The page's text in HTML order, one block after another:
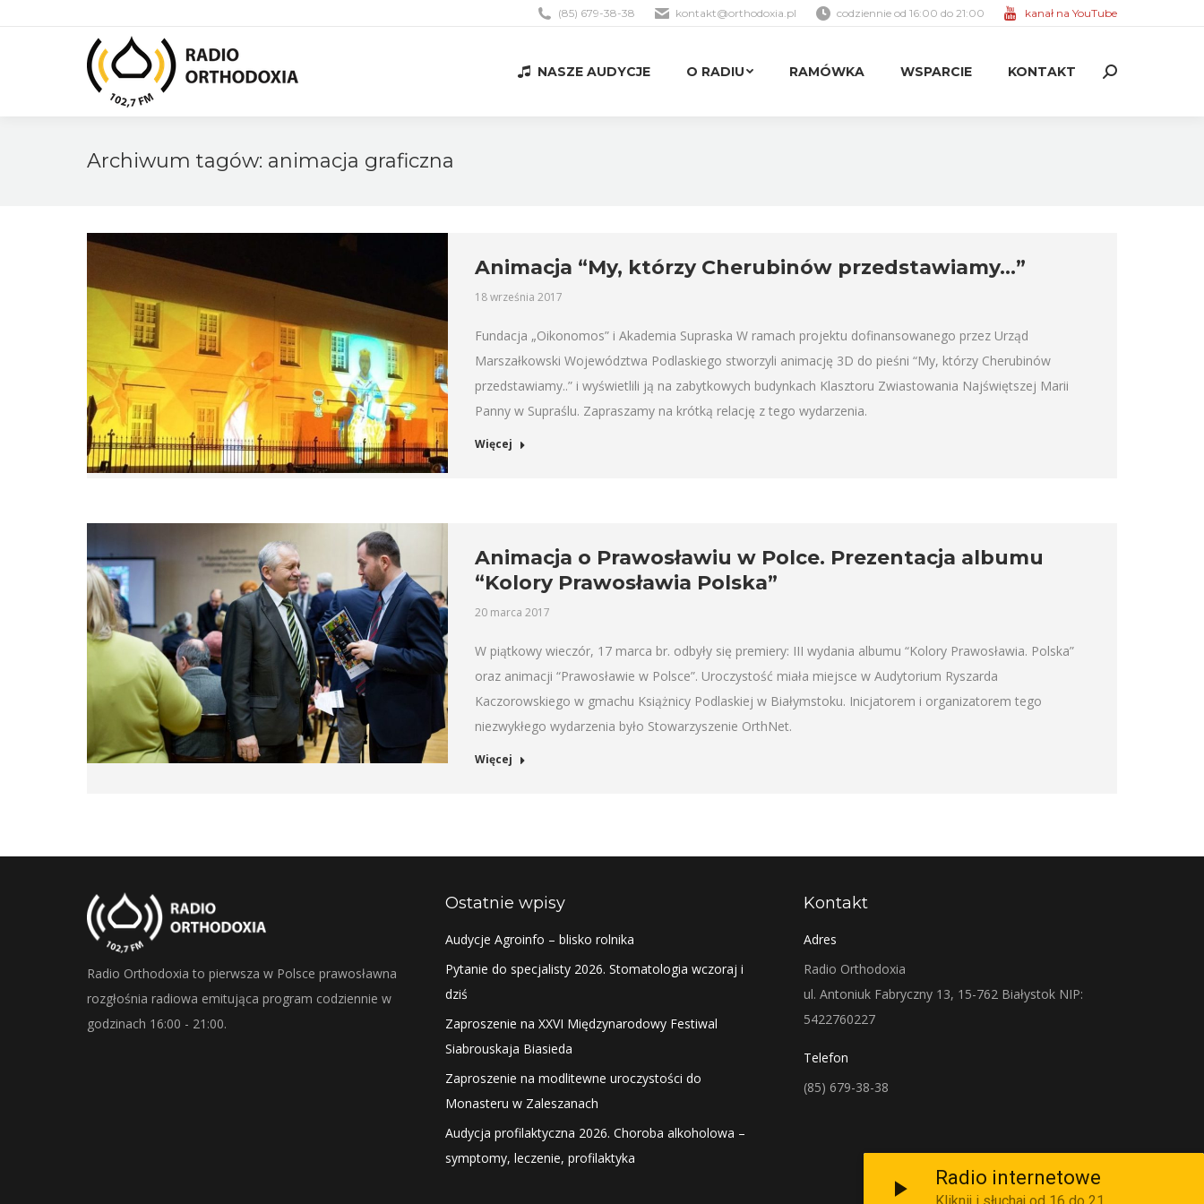
(85) 679-38-38 kontakt@orthodoxia.pl codziennie od 16:00 do 21:00 kanał na YouTube
NASZE AUDYCJE O RADIU RAMÓWKA WSPARCIE KONTAKT Search:
Archiwum tagów: animacja graficzna
Animacja “My, którzy Cherubinów przedstawiamy…”
18 września 2017
Fundacja „Oikonomos” i Akademia Supraska W ramach projektu dofinansowanego przez Urząd
Marszałkowski Województwa Podlaskiego stworzyli animację 3D do pieśni “My, którzy Cherubinów
przedstawiamy..” i wyświetlili ją na zabytkowych budynkach Klasztoru Zwiastowania Najświętszej Marii
Panny w Supraślu. Zapraszamy na krótką relację z tego wydarzenia.
Więcej
Animacja o Prawosławiu w Polce. Prezentacja albumu
“Kolory Prawosławia Polska”
20 marca 2017
W piątkowy wieczór, 17 marca br. odbyły się premiery: III wydania albumu “Kolory Prawosławia. Polska”
oraz animacji “Prawosławie w Polsce”. Uroczystość miała miejsce w Audytorium Ryszarda
Kaczorowskiego w gmachu Książnicy Podlaskiej w Białymstoku. Inicjatorem i organizatorem tego
niezwykłego wydarzenia było Stowarzyszenie OrthNet.
Więcej
Radio Orthodoxia to pierwsza w Polsce prawosławna
rozgłośnia radiowa emitująca program codziennie w
godzinach 16:00 - 21:00.
Ostatnie wpisy
Audycje Agroinfo – blisko rolnika
Pytanie do specjalisty 2026. Stomatologia wczoraj i
dziś
Zaproszenie na XXVI Międzynarodowy Festiwal
Siabrouskaja Biasieda
Zaproszenie na modlitewne uroczystości do
Monasteru w Zaleszanach
Audycja profilaktyczna 2026. Choroba alkoholowa –
symptomy, leczenie, profilaktyka
Kontakt
Adres
Radio Orthodoxia
ul. Antoniuk Fabryczny 13, 15-762 Białystok NIP:
5422760227
Telefon
(85) 679-38-38
Radio internetowe